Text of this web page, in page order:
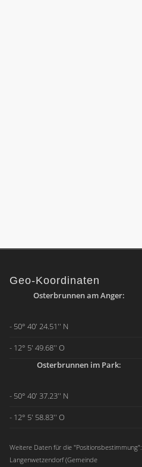
Geo-Koordinaten
Osterbrunnen am Anger:
- 50° 40' 24.51'' N
- 12° 5' 49.68'' O
Osterbrunnen im Park:
- 50° 40' 37.23'' N
- 12° 5' 58.83'' O
Weitere Daten für die "Positionsbestimmung":
Langenwetzendorf (Gemeinde